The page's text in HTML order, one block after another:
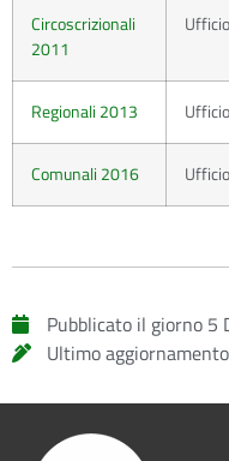
Circoscrizionali
2011
Regionali 2013
Comunali 2016
Pubblicato il giorno 5
Ultimo